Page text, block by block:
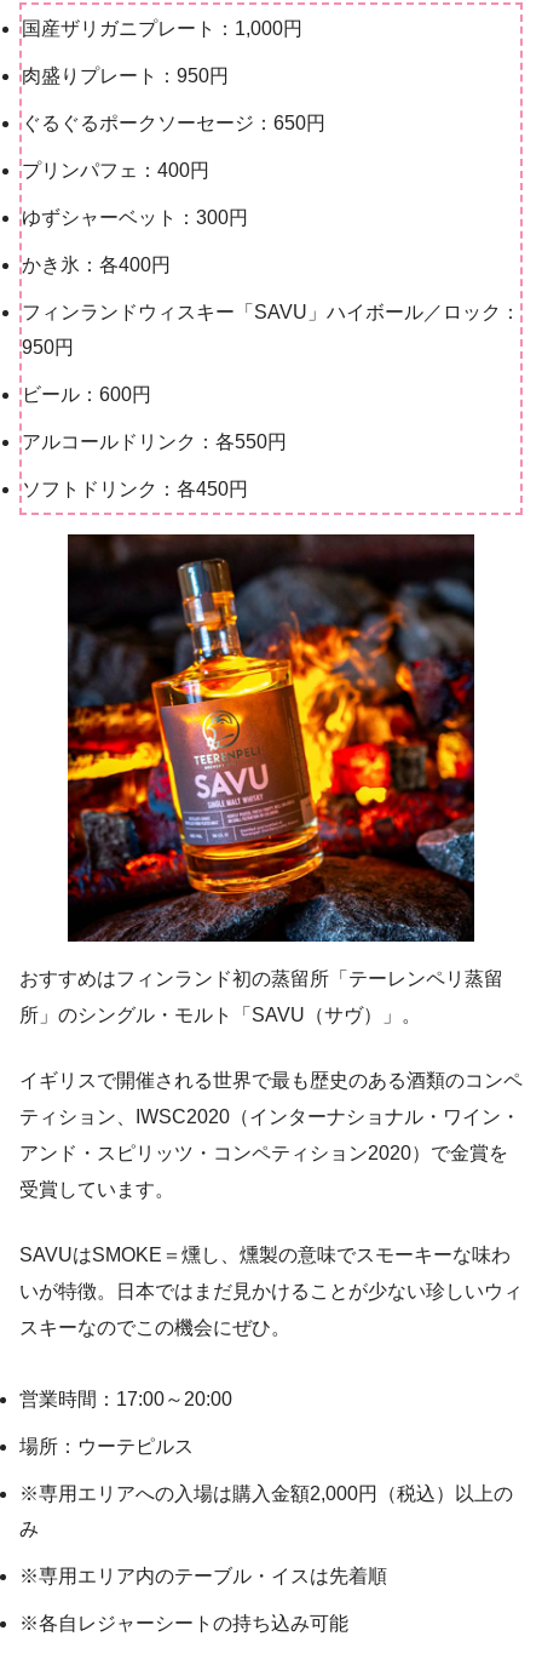
国産ザリガニプレート：1,000円
肉盛りプレート：950円
ぐるぐるポークソーセージ：650円
プリンパフェ：400円
ゆずシャーベット：300円
かき氷：各400円
フィンランドウィスキー「SAVU」ハイボール／ロック：
950円
ビール：600円
アルコールドリンク：各550円
ソフトドリンク：各450円
おすすめはフィンランド初の蒸留所「テーレンペリ蒸留
所」のシングル・モルト「SAVU（サヴ）」。
イギリスで開催される世界で最も歴史のある酒類のコンペ
ティション、IWSC2020（インターナショナル・ワイン・
アンド・スピリッツ・コンペティション2020）で金賞を
受賞しています。
SAVUはSMOKE＝燻し、燻製の意味でスモーキーな味わ
いが特徴。日本ではまだ見かけることが少ない珍しいウィ
スキーなのでこの機会にぜひ。
営業時間：17:00～20:00
場所：ウーテピルス
※専用エリアへの入場は購入金額2,000円（税込）以上の
み
※専用エリア内のテーブル・イスは先着順
※各自レジャーシートの持ち込み可能